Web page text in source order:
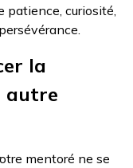
patience, curiosité,
la
autre
otre mentoré ne se